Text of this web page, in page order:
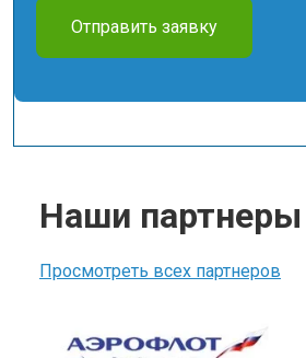
Отправить заявку
Наши партнеры
Просмотреть всех партнеров